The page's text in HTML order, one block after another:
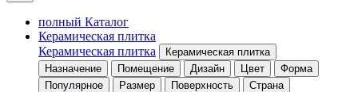
полный Каталог
Керамическая плитка
Керамическая плитка
Керамическая плитка
Назначение
Помещение Дизайн Цвет
Форма
Популярное
Размер Поверхность Страна